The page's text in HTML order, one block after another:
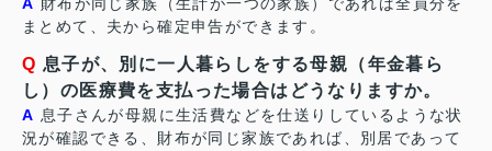
まとめて、夫から確定申告ができます。
Q 息子が、別に一人暮らしをする母親（年金暮ら
し）の医療費を支払った場合はどうなりますか。
A 息子さんが母親に生活費などを仕送りしているような状
況が確認できる、財布が同じ家族であれば、別居であって